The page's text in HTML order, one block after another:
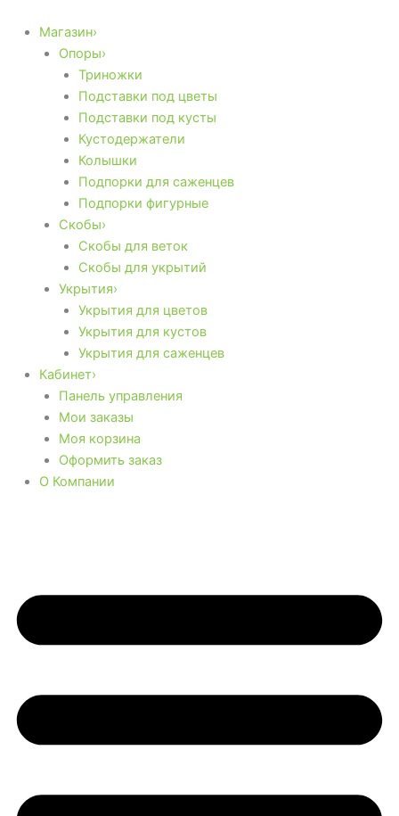
содержимому
Магазин›
Опоры›
Триножки
Подставки под цветы
Подставки под кусты
Кустодержатели
Колышки
Подпорки для саженцев
Подпорки фигурные
Скобы›
Скобы для веток
Скобы для укрытий
Укрытия›
Укрытия для цветов
Укрытия для кустов
Укрытия для саженцев
Кабинет›
Панель управления
Мои заказы
Моя корзина
Оформить заказ
О Компании